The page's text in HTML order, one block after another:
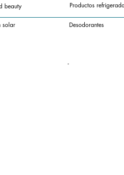
beauty Productos
solar Desodorantes
-